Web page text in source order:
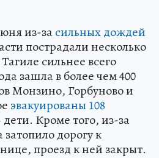
из-засильных дождей
пострадали несколько
сильнее всего
зашла в более чем 400
Монзино, Горбуново и
эвакуированы 108
дети. Кроме того, из-за
дорогу к
проезд к ней закрыт.